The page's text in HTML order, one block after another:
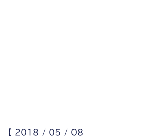
【 2018 / 05 / 08